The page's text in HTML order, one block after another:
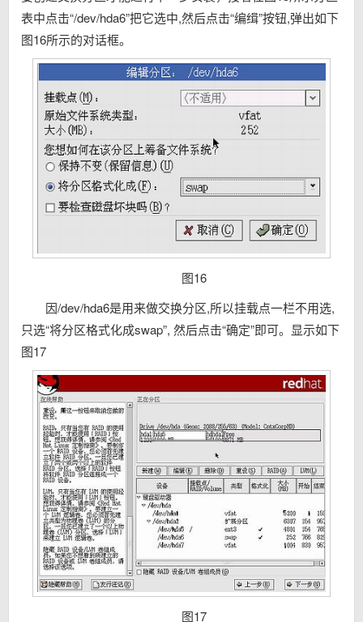
表中点击“/dev/hda6”把它选中,然后点击“编缉”按钮,弹出如下
图16所示的对话框。
图16
因/dev/hda6是用来做交换分区,所以挂载点一栏不用选,
只选“将分区格式化成swap”, 然后点击“确定”即可。显示如下
图17
图17